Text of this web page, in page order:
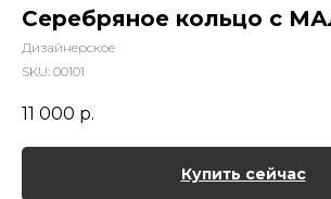
Серебряное кольцо с
Дизайнерское
SKU: 00101
11 000 р.
Купить сейчас